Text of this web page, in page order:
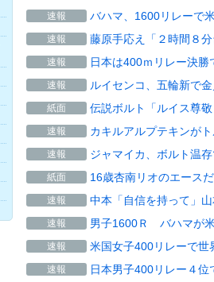
速報 バハマ、1600リレーで
速報 藤原手応え「２時間８分
速報 日本は400ｍリレー決勝
速報 ルイセンコ、五輪新で
紙面 伝説ボルト「ルイス尊
速報 カキルアルプテキンが
速報 ジャマイカ、ボルト温
紙面 16歳杏南リオのエース
速報 中本「自信を持って」山
速報 男子1600Ｒ バハマが
速報 米国女子400リレーで世
速報 日本男子400リレー４位